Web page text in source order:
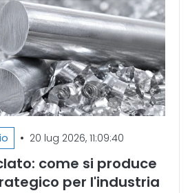
• 20 lug 2026, 11:09:40
come si produce
per l'industria